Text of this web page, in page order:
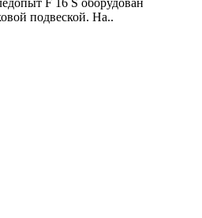
подвеской. На..